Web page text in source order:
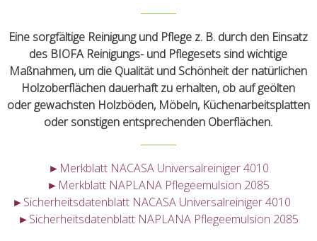
Eine sorgfältige Reinigung und Pflege z. B. durch den Einsatz
des BIOFA Reinigungs- und Pflegesets sind wichtige
Maßnahmen, um die Qualität und Schönheit der natürlichen
Holzoberflächen dauerhaft zu erhalten, ob auf geölten
oder gewachsten Holzböden, Möbeln, Küchenarbeitsplatten
oder sonstigen entsprechenden Oberflächen.
►Merkblatt NACASA Universalreiniger 4010
►Merkblatt NAPLANA Pflegeemulsion 2085
►Sicherheitsdatenblatt NACASA Universalreiniger 4010
►Sicherheitsdatenblatt NAPLANA Pflegeemulsion 2085